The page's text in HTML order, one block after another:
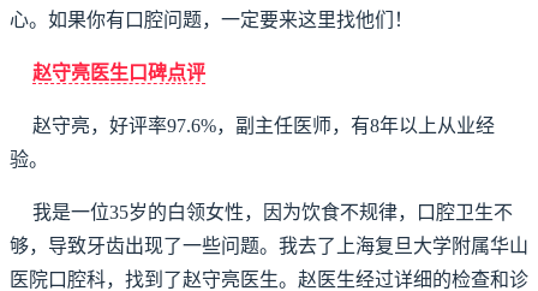
心。如果你有口腔问题，一定要来这里找他们！
赵守亮医生口碑点评
赵守亮，好评率97.6%，副主任医师，有8年以上从业经
验。
我是一位35岁的白领女性，因为饮食不规律，口腔卫生不
够，导致牙齿出现了一些问题。我去了上海复旦大学附属华山
医院口腔科，找到了赵守亮医生。赵医生经过详细的检查和诊